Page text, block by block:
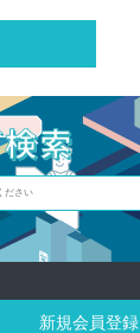
新規会員登録